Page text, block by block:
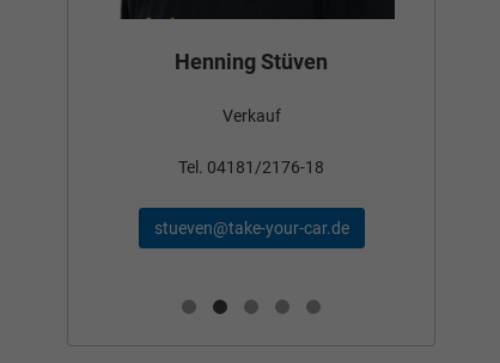
Henning Stüven
Verkauf
Tel. 04181/2176-18
stueven@take-your-car.de